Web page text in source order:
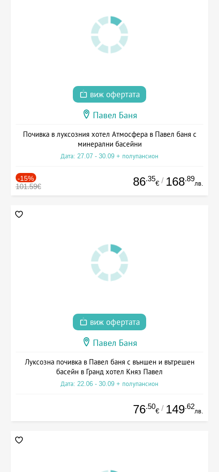
виж офертата
Павел Баня
Почивка в луксозния хотел Атмосфера в Павел баня с
минерални басейни
Дата: 27.07 - 30.09 + полупансион
-15%
101.59€ 86.35
€ / 168.89
лв.
виж офертата
Павел Баня
Луксозна почивка в Павел баня с външен и вътрешен
басейн в Гранд хотел Княз Павел
Дата: 22.06 - 30.09 + полупансион
76.50
€ / 149.62
лв.